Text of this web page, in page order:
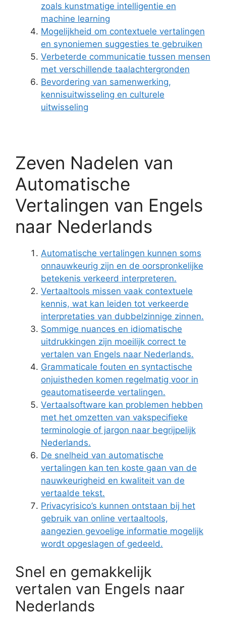
zoals kunstmatige intelligentie en
machine learning
Mogelijkheid om contextuele vertalingen
en synoniemen suggesties te gebruiken
Verbeterde communicatie tussen mensen
met verschillende taalachtergronden
Bevordering van samenwerking,
kennisuitwisseling en culturele
uitwisseling
Zeven Nadelen van
Automatische
Vertalingen van Engels
naar Nederlands
Automatische vertalingen kunnen soms
onnauwkeurig zijn en de oorspronkelijke
betekenis verkeerd interpreteren.
Vertaaltools missen vaak contextuele
kennis, wat kan leiden tot verkeerde
interpretaties van dubbelzinnige zinnen.
Sommige nuances en idiomatische
uitdrukkingen zijn moeilijk correct te
vertalen van Engels naar Nederlands.
Grammaticale fouten en syntactische
onjuistheden komen regelmatig voor in
geautomatiseerde vertalingen.
Vertaalsoftware kan problemen hebben
met het omzetten van vakspecifieke
terminologie of jargon naar begrijpelijk
Nederlands.
De snelheid van automatische
vertalingen kan ten koste gaan van de
nauwkeurigheid en kwaliteit van de
vertaalde tekst.
Privacyrisico’s kunnen ontstaan bij het
gebruik van online vertaaltools,
aangezien gevoelige informatie mogelijk
wordt opgeslagen of gedeeld.
Snel en gemakkelijk
vertalen van Engels naar
Nederlands